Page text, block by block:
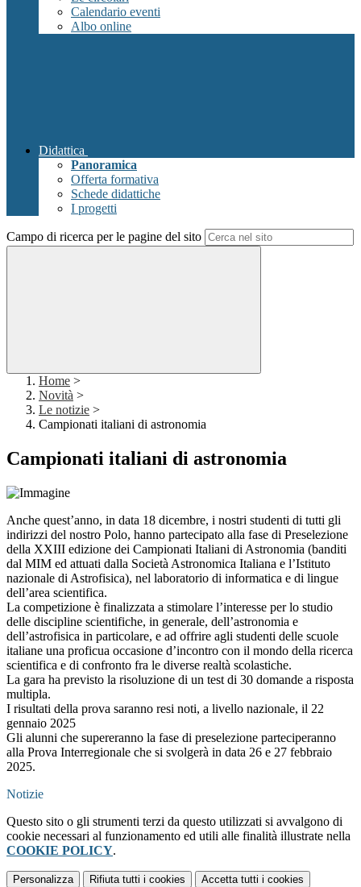
Calendario eventi
Albo online
Didattica
Panoramica
Offerta formativa
Schede didattiche
I progetti
Campo di ricerca per le pagine del sito
Home >
Novità >
Le notizie >
Campionati italiani di astronomia
Campionati italiani di astronomia
Anche quest’anno, in data 18 dicembre, i nostri studenti di tutti gli
indirizzi del nostro Polo, hanno partecipato alla fase di Preselezione
della XXIII edizione dei Campionati Italiani di Astronomia (banditi
dal MIM ed attuati dalla Società Astronomica Italiana e l’Istituto
nazionale di Astrofisica), nel laboratorio di informatica e di lingue
dell’area scientifica.
La competizione è finalizzata a stimolare l’interesse per lo studio
delle discipline scientifiche, in generale, dell’astronomia e
dell’astrofisica in particolare, e ad offrire agli studenti delle scuole
italiane una proficua occasione d’incontro con il mondo della ricerca
scientifica e di confronto fra le diverse realtà scolastiche.
La gara ha previsto la risoluzione di un test di 30 domande a risposta
multipla.
I risultati della prova saranno resi noti, a livello nazionale, il 22
gennaio 2025
Gli alunni che supereranno la fase di preselezione parteciperanno
alla Prova Interregionale che si svolgerà in data 26 e 27 febbraio
2025.
Notizie
Questo sito o gli strumenti terzi da questo utilizzati si avvalgono di
cookie necessari al funzionamento ed utili alle finalità illustrate nella
COOKIE POLICY.
Personalizza Rifiuta tutti i cookies Accetta tutti i cookies